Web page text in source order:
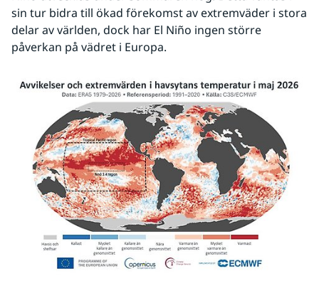
sin tur bidra till ökad förekomst av extremväder i stora
delar av världen, dock har El Niño ingen större
påverkan på vädret i Europa.